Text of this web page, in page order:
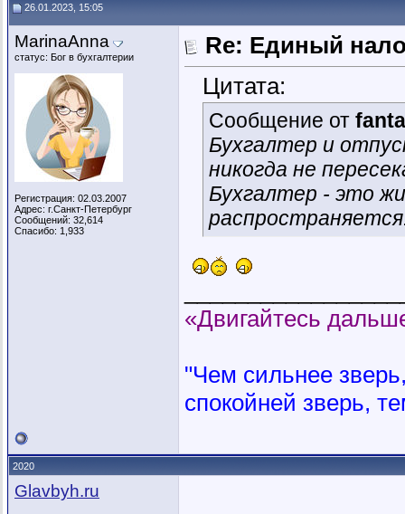
26.01.2023, 15:05
MarinaAnna
статус: Бог в бухгалтерии
Регистрация: 02.03.2007
Адрес: г.Санкт-Петербург
Сообщений: 32,614
Спасибо: 1,933
Re: Единый
Цитата:
Сообщение от
Бухгалтер и
никогда не
Бухгалтер - это
«Двигайтесь
"Чем сильнее
спокойней зверь,
2020
Glavbyh.ru